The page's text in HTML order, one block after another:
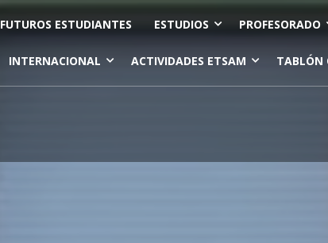
FUTUROS ESTUDIANTES ESTUDIOS PROFESORADO
INTERNACIONAL ACTIVIDADES ETSAM TABLÓN